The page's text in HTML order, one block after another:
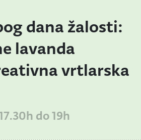
dana žalosti:
lavanda
vrtlarska
do 19h